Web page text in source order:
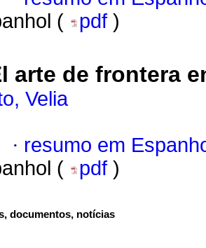
(
pdf )
arte de frontera
Velia
· resumo em
(
pdf )
documentos, notícias